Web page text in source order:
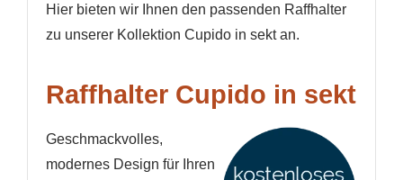
Hier bieten wir Ihnen den passenden Raffhalter
zu unserer Kollektion Cupido in sekt an.
Raffhalter Cupido in sekt
Geschmackvolles,
modernes Design für Ihren